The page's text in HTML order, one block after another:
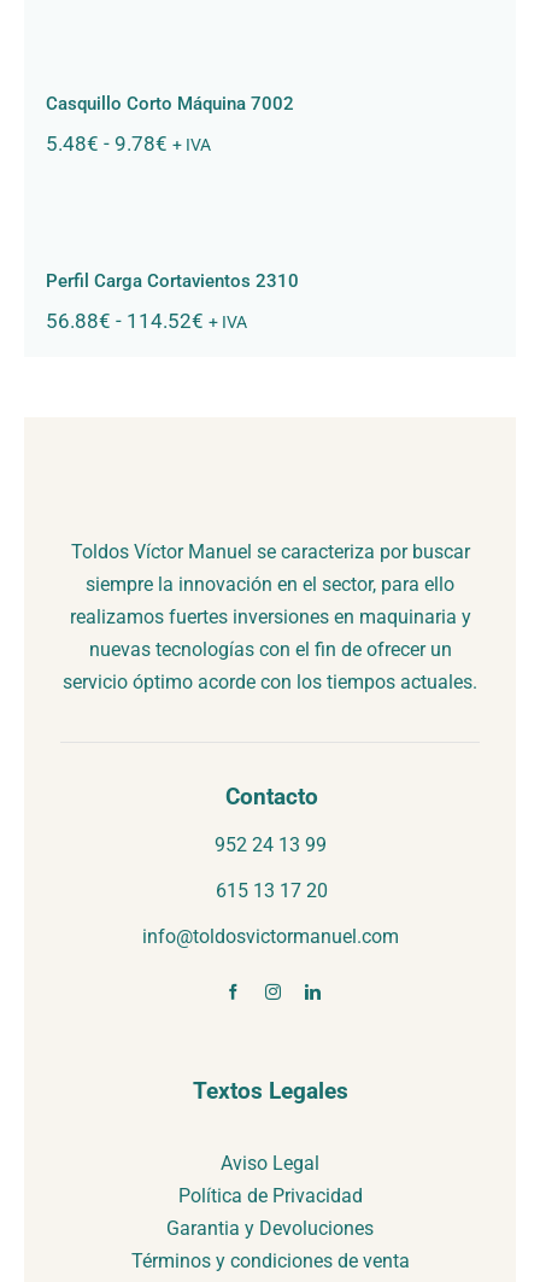
6.46€
Casquillo Corto Máquina 7002
5.48€ - 9.78€Rango
9.78€
+ IVA
Perfil Carga Cortavientos 2310
56.88€ - 114.52€Rango
+ IVA
Toldos Víctor Manuel se caracteriza por buscar
siempre la innovación en el sector, para ello
realizamos fuertes inversiones en maquinaria y
nuevas tecnologías con el fin de ofrecer un
servicio óptimo acorde con los tiempos actuales.
Textos Legales
Aviso Legal
Política de Privacidad
Garantia y Devoluciones
Términos y condiciones de venta
Contacto
952 24 13 99
615 13 17 20
info@toldosvictormanuel.com